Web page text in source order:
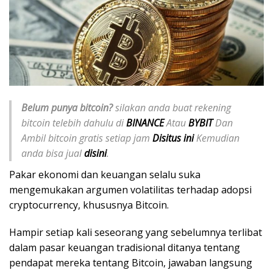
Belum punya bitcoin?silakan anda buat rekening
bitcoin telebih dahulu diBINANCEAtauBYBITDan
Ambil bitcoin gratis setiap jam Disitus iniKemudian
anda bisa jualdisini.
Pakar ekonomi dan keuangan selalu suka
mengemukakan argumen volatilitas terhadap adopsi
cryptocurrency, khususnya Bitcoin.
Hampir setiap kali seseorang yang sebelumnya terlibat
dalam pasar keuangan tradisional ditanya tentang
pendapat mereka tentang Bitcoin, jawaban langsung